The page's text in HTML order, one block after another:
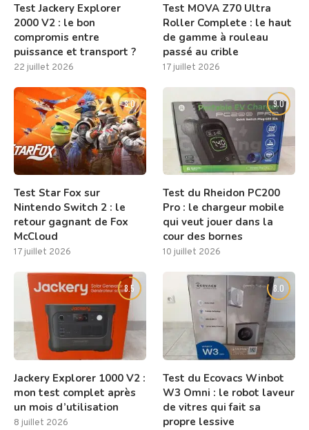
Test Jackery Explorer
2000 V2 : le bon
compromis entre
puissance et transport ?
22 juillet 2026
Test MOVA Z70 Ultra
Roller Complete : le haut
de gamme à rouleau
passé au crible
17 juillet 2026
8.0
Test Star Fox sur
Nintendo Switch 2 : le
retour gagnant de Fox
McCloud
17 juillet 2026
9.0
Test du Rheidon PC200
Pro : le chargeur mobile
qui veut jouer dans la
cour des bornes
10 juillet 2026
8.5
Jackery Explorer 1000 V2 :
mon test complet après
un mois d’utilisation
8 juillet 2026
8.0
Test du Ecovacs Winbot
W3 Omni : le robot laveur
de vitres qui fait sa
propre lessive